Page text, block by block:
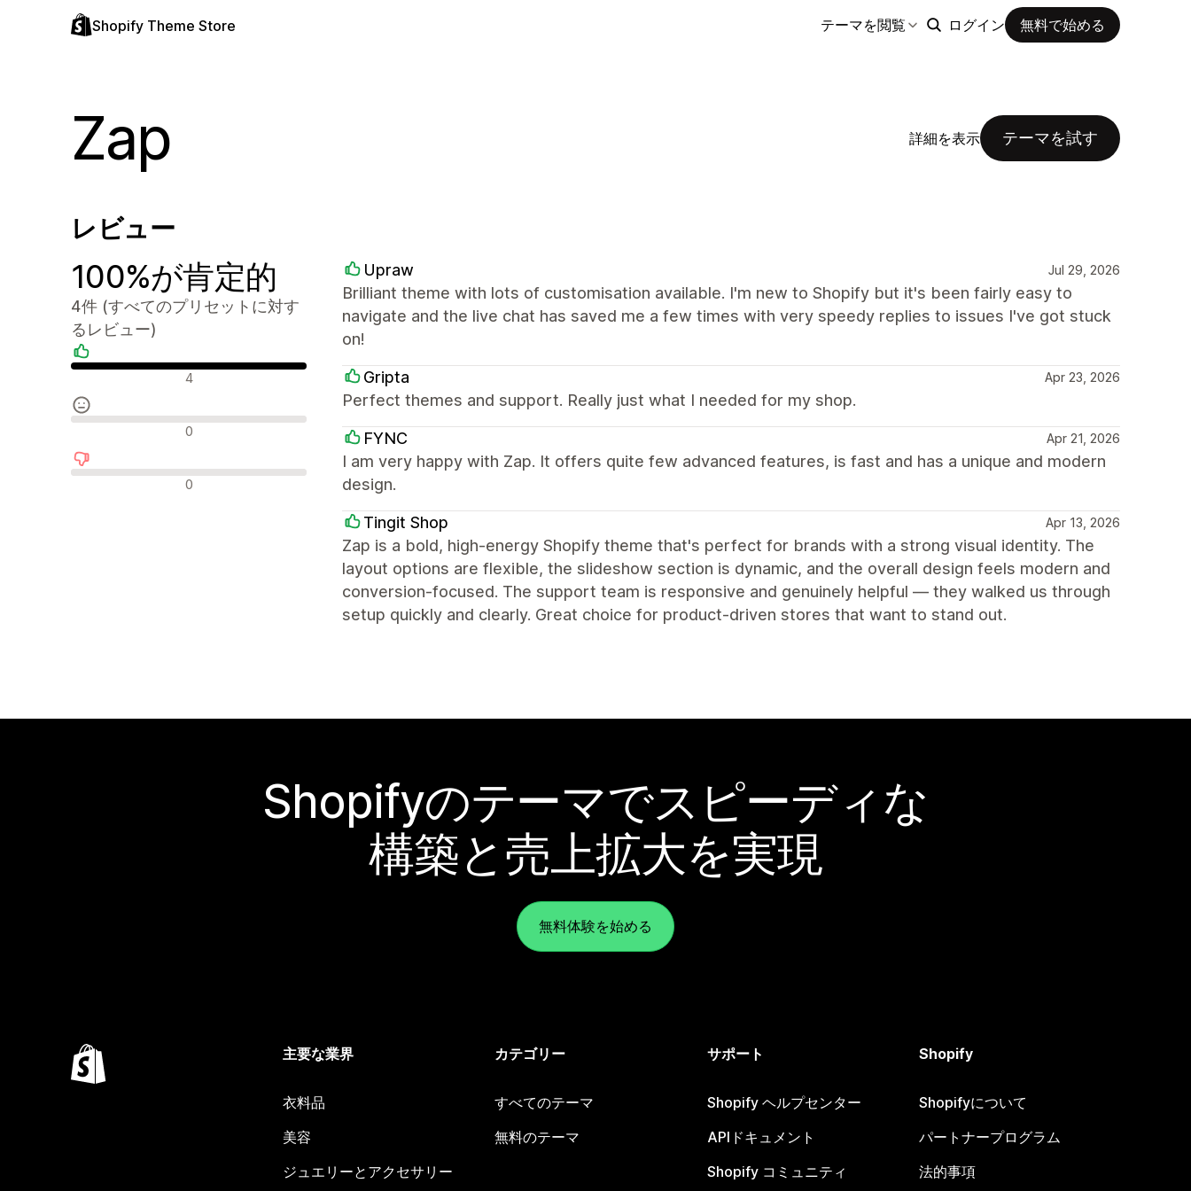
Shopify Theme Store テーマを閲覧 ログイン 無料で始める
Zap 詳細を表示 テーマを試す
レビュー
100%が肯定的
4件 (すべてのプリセットに対す
るレビュー)
肯定的なレビュー4
中間的なレビュー0
否定的なレビュー0
Upraw Jul 29, 2026
Brilliant theme with lots of customisation available. I'm new to Shopify but it's been fairly easy to
navigate and the live chat has saved me a few times with very speedy replies to issues I've got stuck
on!
Gripta Apr 23, 2026
Perfect themes and support. Really just what I needed for my shop.
FYNC Apr 21, 2026
I am very happy with Zap. It offers quite few advanced features, is fast and has a unique and modern
design.
Tingit Shop Apr 13, 2026
Zap is a bold, high-energy Shopify theme that's perfect for brands with a strong visual identity. The
layout options are flexible, the slideshow section is dynamic, and the overall design feels modern and
conversion-focused. The support team is responsive and genuinely helpful — they walked us through
setup quickly and clearly. Great choice for product-driven stores that want to stand out.
Shopifyのテーマでスピーディな
構築と売上拡大を実現
無料体験を始める
主要な業界
衣料品
美容
ジュエリーとアクセサリー
カテゴリー
すべてのテーマ
無料のテーマ
サポート
Shopify ヘルプセンター
APIドキュメント
Shopify コミュニティ
Shopify
Shopifyについて
パートナープログラム
法的事項